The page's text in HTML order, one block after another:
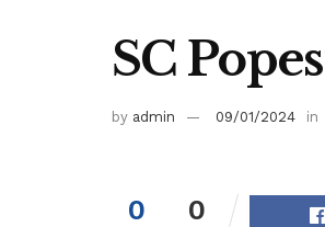
SC
by admin 09/01/2024 in
0 0